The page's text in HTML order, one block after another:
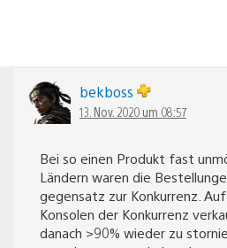
bekboss
13. Nov. 2020 um 08:57
Bei so einen Produkt fast
Ländern waren die
gegensatz zur Konkurrenz.
Konsolen der Konkurrenz
danach >90% wieder zu